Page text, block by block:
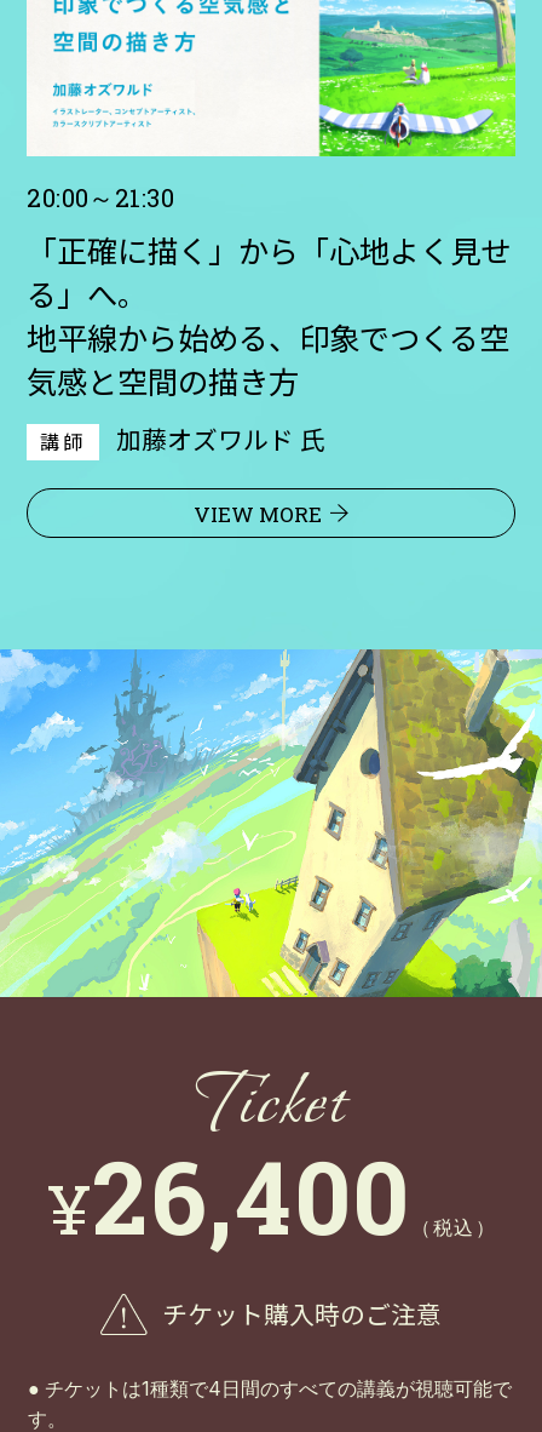
20:00～21:30
「正確に描く」から「心地よく見せ
る」へ。
地平線から始める、印象でつくる空
気感と空間の描き方
講師 加藤オズワルド 氏
VIEW MORE
Ticket
¥26,400 （税込）
チケット購入時のご注意
● チケットは1種類で4日間のすべての講義が視聴可能で
す。